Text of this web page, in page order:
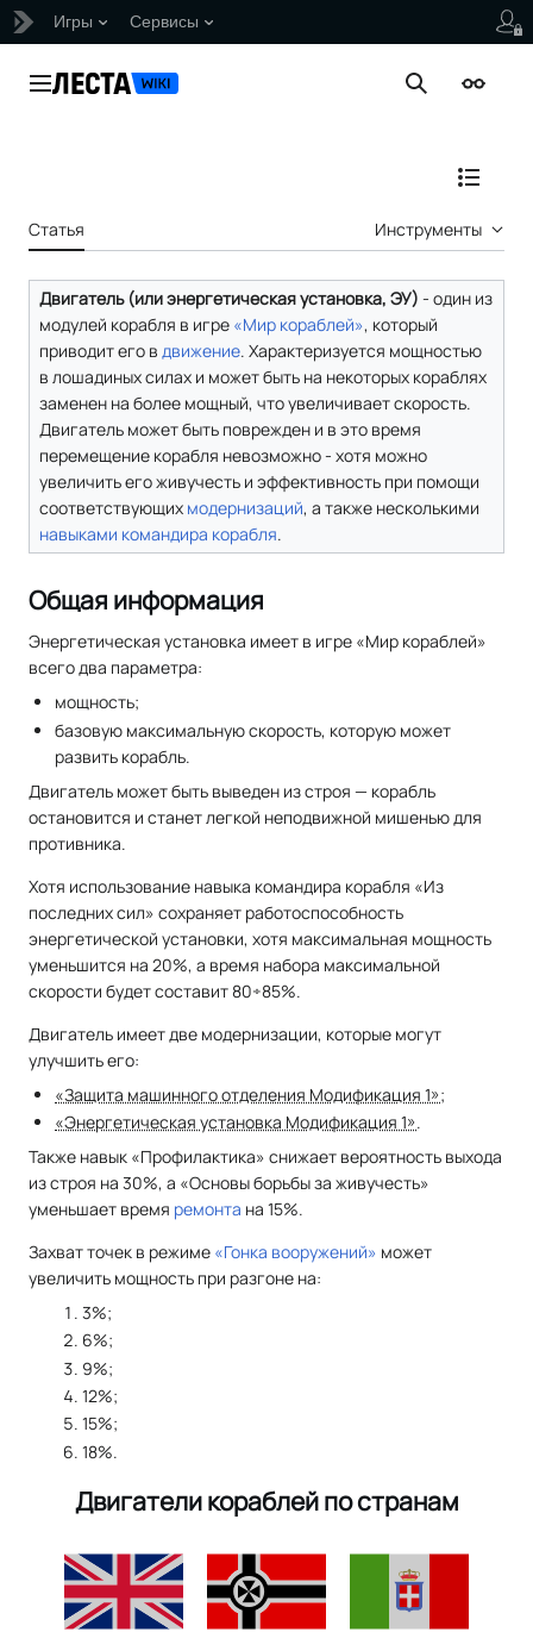
Игры Сервисы
Главное меню Поиск
Статья
Инструменты
Двигатель (или энергетическая установка, ЭУ) - один из
модулей корабля в игре «Мир кораблей», который
приводит его в движение. Характеризуется мощностью
в лошадиных силах и может быть на некоторых кораблях
заменен на более мощный, что увеличивает скорость.
Двигатель может быть поврежден и в это время
перемещение корабля невозможно - хотя можно
увеличить его живучесть и эффективность при помощи
соответствующих модернизаций, а также несколькими
навыками командира корабля.
Общая информация
Энергетическая установка имеет в игре «Мир кораблей»
всего два параметра:
мощность;
базовую максимальную скорость, которую может
развить корабль.
Двигатель может быть выведен из строя — корабль
остановится и станет легкой неподвижной мишенью для
противника.
Хотя использование навыка командира корабля «Из
последних сил» сохраняет работоспособность
энергетической установки, хотя максимальная мощность
уменьшится на 20%, а время набора максимальной
скорости будет составит 80÷85%.
Двигатель имеет две модернизации, которые могут
улучшить его:
«Защита машинного отделения Модификация 1»;
«Энергетическая установка Модификация 1».
Также навык «Профилактика» снижает вероятность выхода
из строя на 30%, а «Основы борьбы за живучесть»
уменьшает время ремонта на 15%.
Захват точек в режиме «Гонка вооружений» может
увеличить мощность при разгоне на:
3%;
6%;
9%;
12%;
15%;
18%.
Двигатели кораблей по странам